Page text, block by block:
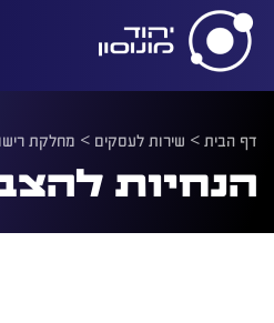
דף הבית> שירות לעסקים > מחלקת
הנחיות